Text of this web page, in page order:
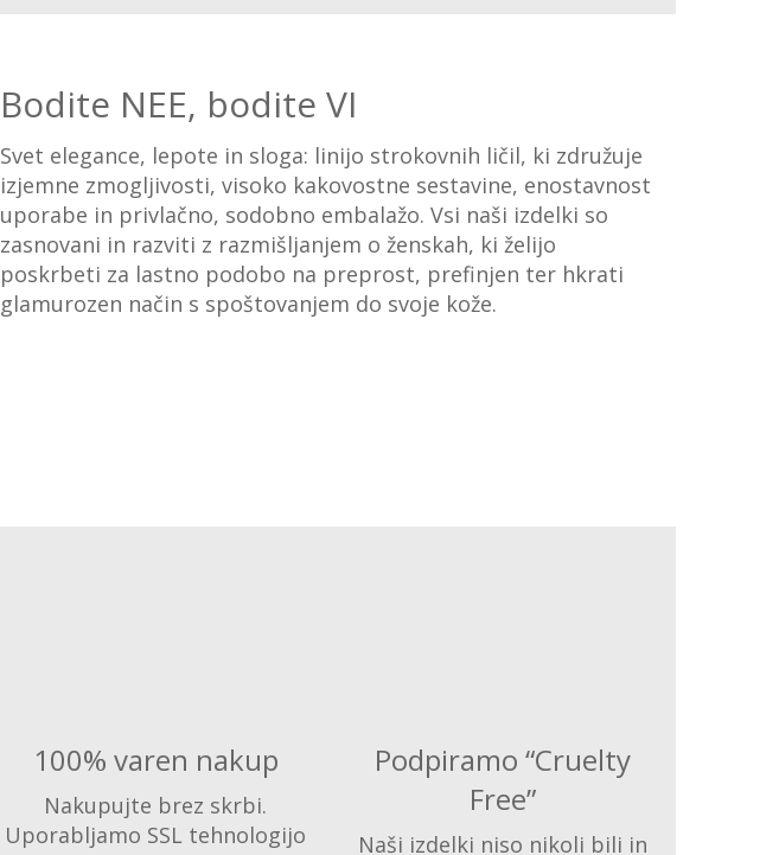
Bodite NEE, bodite VI
Svet elegance, lepote in sloga: linijo strokovnih ličil, ki združuje
izjemne zmogljivosti, visoko kakovostne sestavine, enostavnost
uporabe in privlačno, sodobno embalažo. Vsi naši izdelki so
zasnovani in razviti z razmišljanjem o ženskah, ki želijo
poskrbeti za lastno podobo na preprost, prefinjen ter hkrati
glamurozen način s spoštovanjem do svoje kože.
100% varen nakup
Nakupujte brez skrbi.
Uporabljamo SSL tehnologijo
Podpiramo “Cruelty
Free”
Naši izdelki niso nikoli bili in